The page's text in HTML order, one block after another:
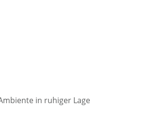
in ruhiger Lage